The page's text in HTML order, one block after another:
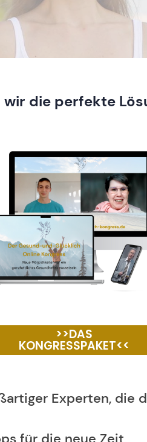
wir die perfekte
>>DAS
KONGRESSPAKET<<
Experten, die
für die neue Zeit